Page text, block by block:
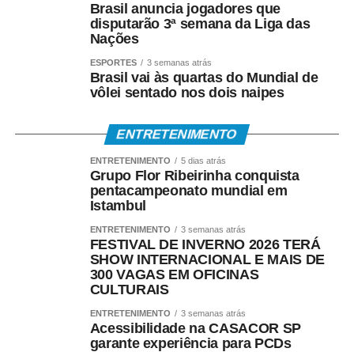
A participação da Prefeitura reforça o compromisso da
Administração Municipal em fortalecer as políticas
públicas voltadas à proteção das mulheres, promovendo
além de incentivar a denúncia e o acesso aos serviços da
rede de enfrentamento à violência.
COMENTE ABAIXO:
WhatsApp
Facebook
Twitter
Messenger
LinkedIn
Share
Brasil anuncia jogadores que
disputarão 3ª semana da Liga das
Nações
ESPORTES 3 semanas atrás
Brasil vai às quartas do Mundial de
vôlei sentado nos dois naipes
ENTRETENIMENTO
ENTRETENIMENTO 5 dias atrás
Grupo Flor Ribeirinha conquista
pentacampeonato mundial em
Istambul
ENTRETENIMENTO 3 semanas atrás
FESTIVAL DE INVERNO 2026 TERÁ
SHOW INTERNACIONAL E MAIS DE
300 VAGAS EM OFICINAS
CULTURAIS
ENTRETENIMENTO 3 semanas atrás
Acessibilidade na CASACOR SP
garante experiência para PCDs